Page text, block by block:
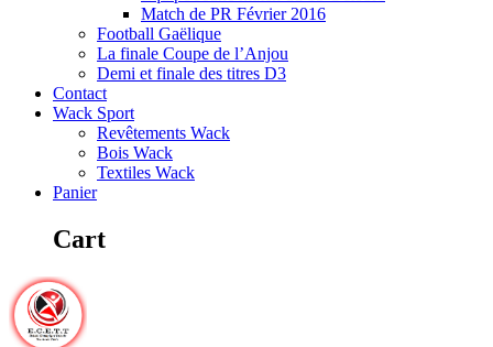
Match de PR Février 2016
Football Gaëlique
La finale Coupe de l’Anjou
Demi et finale des titres D3
Contact
Wack Sport
Revêtements Wack
Bois Wack
Textiles Wack
Panier
Cart